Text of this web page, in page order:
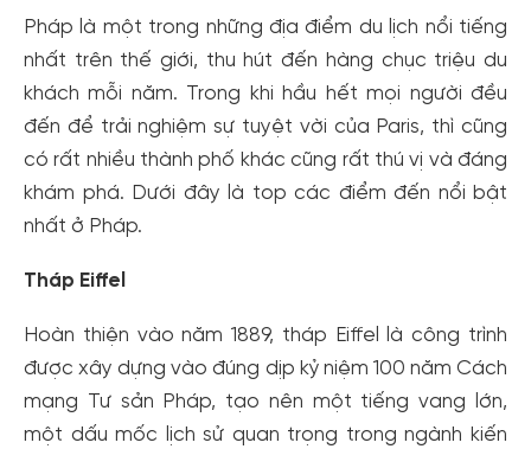
Pháp là một trong những địa điểm du lịch nổi tiếng
nhất trên thế giới, thu hút đến hàng chục triệu du
khách mỗi năm. Trong khi hầu hết mọi người đều
đến để trải nghiệm sự tuyệt vời của Paris, thì cũng
có rất nhiều thành phố khác cũng rất thú vị và đáng
khám phá. Dưới đây là top các điểm đến nổi bật
nhất ở Pháp.
Tháp Eiffel
Hoàn thiện vào năm 1889, tháp Eiffel là công trình
được xây dựng vào đúng dịp kỷ niệm 100 năm Cách
mạng Tư sản Pháp, tạo nên một tiếng vang lớn,
một dấu mốc lịch sử quan trọng trong ngành kiến